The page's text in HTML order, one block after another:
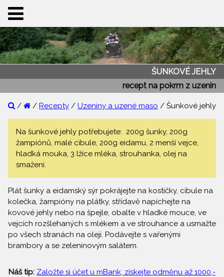
ŠUNKOVÉ JEHLY
recept na pokrm z uzenin
/ / Recepty / Uzeniny a uzené maso / Šunkové jehly
Na šunkové jehly potřebujete: 200g šunky, 200g
žampiónů, malé cibule, 200g eidamu, 2 menší vejce,
hladká mouka, 3 lžíce mléka, strouhanka, olej na
smažení.
Plát šunky a eidamský sýr pokrájejte na kostičky, cibule na
kolečka, žampióny na plátky, střídavě napíchejte na
kovové jehly nebo na špejle, obalte v hladké mouce, ve
vejcích rozšlehaných s mlékem a ve strouhance a usmažte
po všech stranách na oleji. Podávejte s vařenými
brambory a se zeleninovým salátem.
Náš tip: Založte si účet u mBank, získejte odměnu až 1000,-